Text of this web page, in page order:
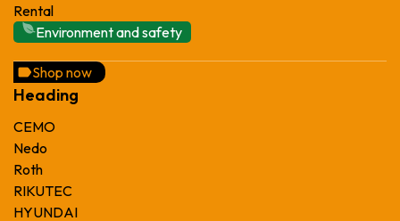
Rental
Environment and safety
Shop now
Heading
CEMO
Nedo
Roth
RIKUTEC
HYUNDAI